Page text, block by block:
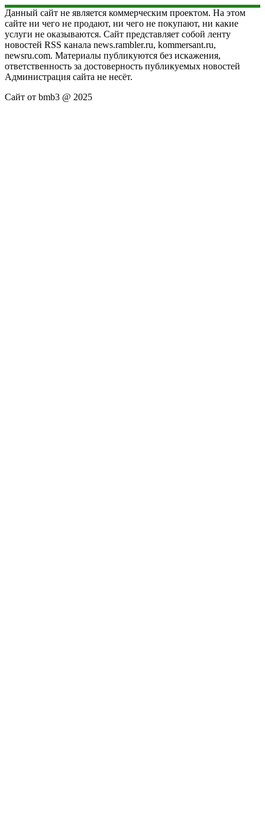
Данный сайт не является коммерческим проектом. На этом
сайте ни чего не продают, ни чего не покупают, ни какие
услуги не оказываются. Сайт представляет собой ленту
новостей RSS канала news.rambler.ru, kommersant.ru,
newsru.com. Материалы публикуются без искажения,
ответственность за достоверность публикуемых новостей
Администрация сайта не несёт.
Сайт от bmb3 @ 2025